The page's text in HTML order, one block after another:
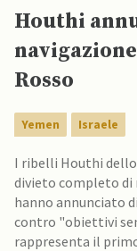
Houthi
Rosso
Yemen Israele
I ribelli Houthi
divieto completo di
hanno annunciato
contro "obiettivi
rappresenta il